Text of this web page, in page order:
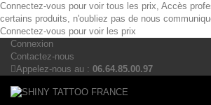
Connectez-vous pour voir tous les prix, Accès
certains produits, n'oubliez pas de nous
Connectez-vous pour voir les prix
Connexion
Contactez-nous
Appelez-nous au : 06.64.85.00.97